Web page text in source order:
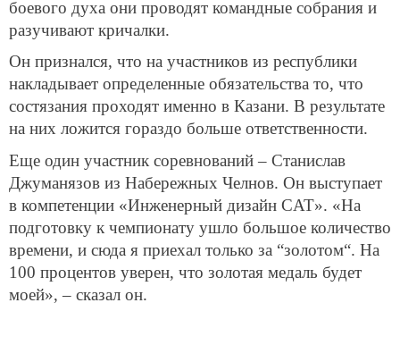
боевого духа они проводят командные собрания и
разучивают кричалки.
Он признался, что на участников из республики
накладывает определенные обязательства то, что
состязания проходят именно в Казани. В результате
на них ложится гораздо больше ответственности.
Еще один участник соревнований – Станислав
Джуманязов из Набережных Челнов. Он выступает
в компетенции «Инженерный дизайн CAT». «На
подготовку к чемпионату ушло большое количество
времени, и сюда я приехал только за “золотом“. На
100 процентов уверен, что золотая медаль будет
моей», – сказал он.